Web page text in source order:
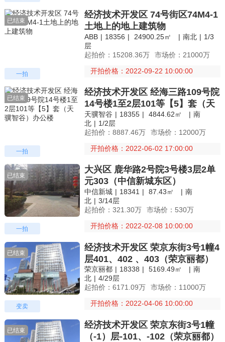
一拍
经济技术开发区 74号街区74M4-1
土地上的地上建筑物
ABB | 18356 | 24900.25㎡ | 南北 | 1/3
层
起拍价：15208.36万
市场价：21000万
开拍价格：2022-09-22 10:00:00
已结束
一拍
经济技术开发区 经海三路109号院
14号楼1至2层101等【5】套（天
骥智谷）办公楼
天骥智谷 | 18355 | 4844.62㎡ | 南
北 | 1/2层
起拍价：8887.46万
市场价：12000万
开拍价格：2022-06-02 17:00:00
已结束
一拍
大兴区 鹿华路2号院3号楼3层2单
元303（中信新城东区）
中信新城 | 18341 | 87.43㎡ | 南
北 | 3/14层
起拍价：321.30万
市场价：530万
开拍价格：2022-02-08 10:00:00
已结束
变卖
经济技术开发区 荣京东街3号1幢4
层401、402 、403（荣京丽都）
综合
荣京丽都 | 18338 | 5169.49㎡ | 南
北 | 4/29层
起拍价：6171.09万
市场价：11000万
开拍价格：2022-04-06 10:00:00
已结束
经济技术开发区 荣京东街3号1幢
（-1）层-101、-102（荣京丽都）
已结束